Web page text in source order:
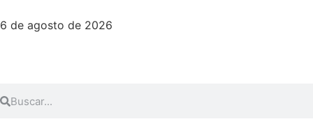
6 de agosto de 2026